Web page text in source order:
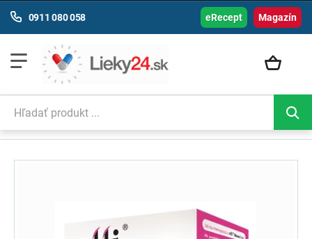
Magazín
0911 080 058 eRecept